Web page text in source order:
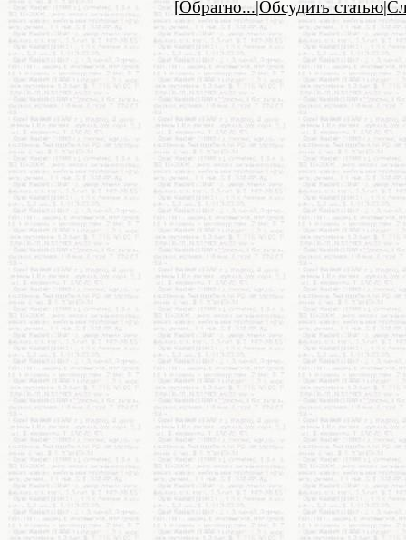
[Обратно...|Обсудить статью|